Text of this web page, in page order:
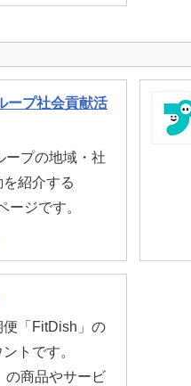
ープ社会貢献活
ープの地域・社
紹介する
ージです。
便「FitDish」の
トです。
の商品やサービ